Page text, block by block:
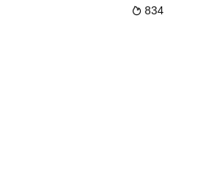
开序幕，这盛大的庆典吸引了
惊吓？但是妹子其实都是为了帮助别人的助
 834